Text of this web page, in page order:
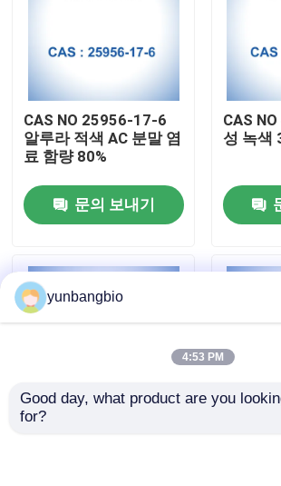
공장 여행
품질 관리
뉴스
생물학적 버퍼
CAS NO 25956-17-6
알루라 적색 AC 분말 염
료 함량 80%
문의 보내기
CAS
성 녹색
yunbangbio
4:53 PM
Good day, what product are you
for?